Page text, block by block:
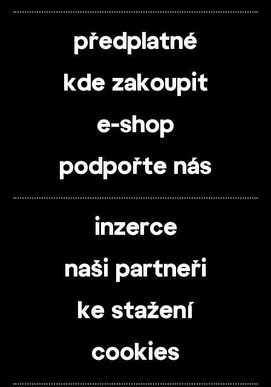
předplatné
kde zakoupit
e-shop
podpořte nás
inzerce
naši partneři
ke stažení
cookies